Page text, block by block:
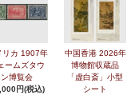
リカ 1907年
ームズタウ
ン博覧会
円(税込)
中国香港 2026年
博物館収蔵品
「虚白斎」小型
シート